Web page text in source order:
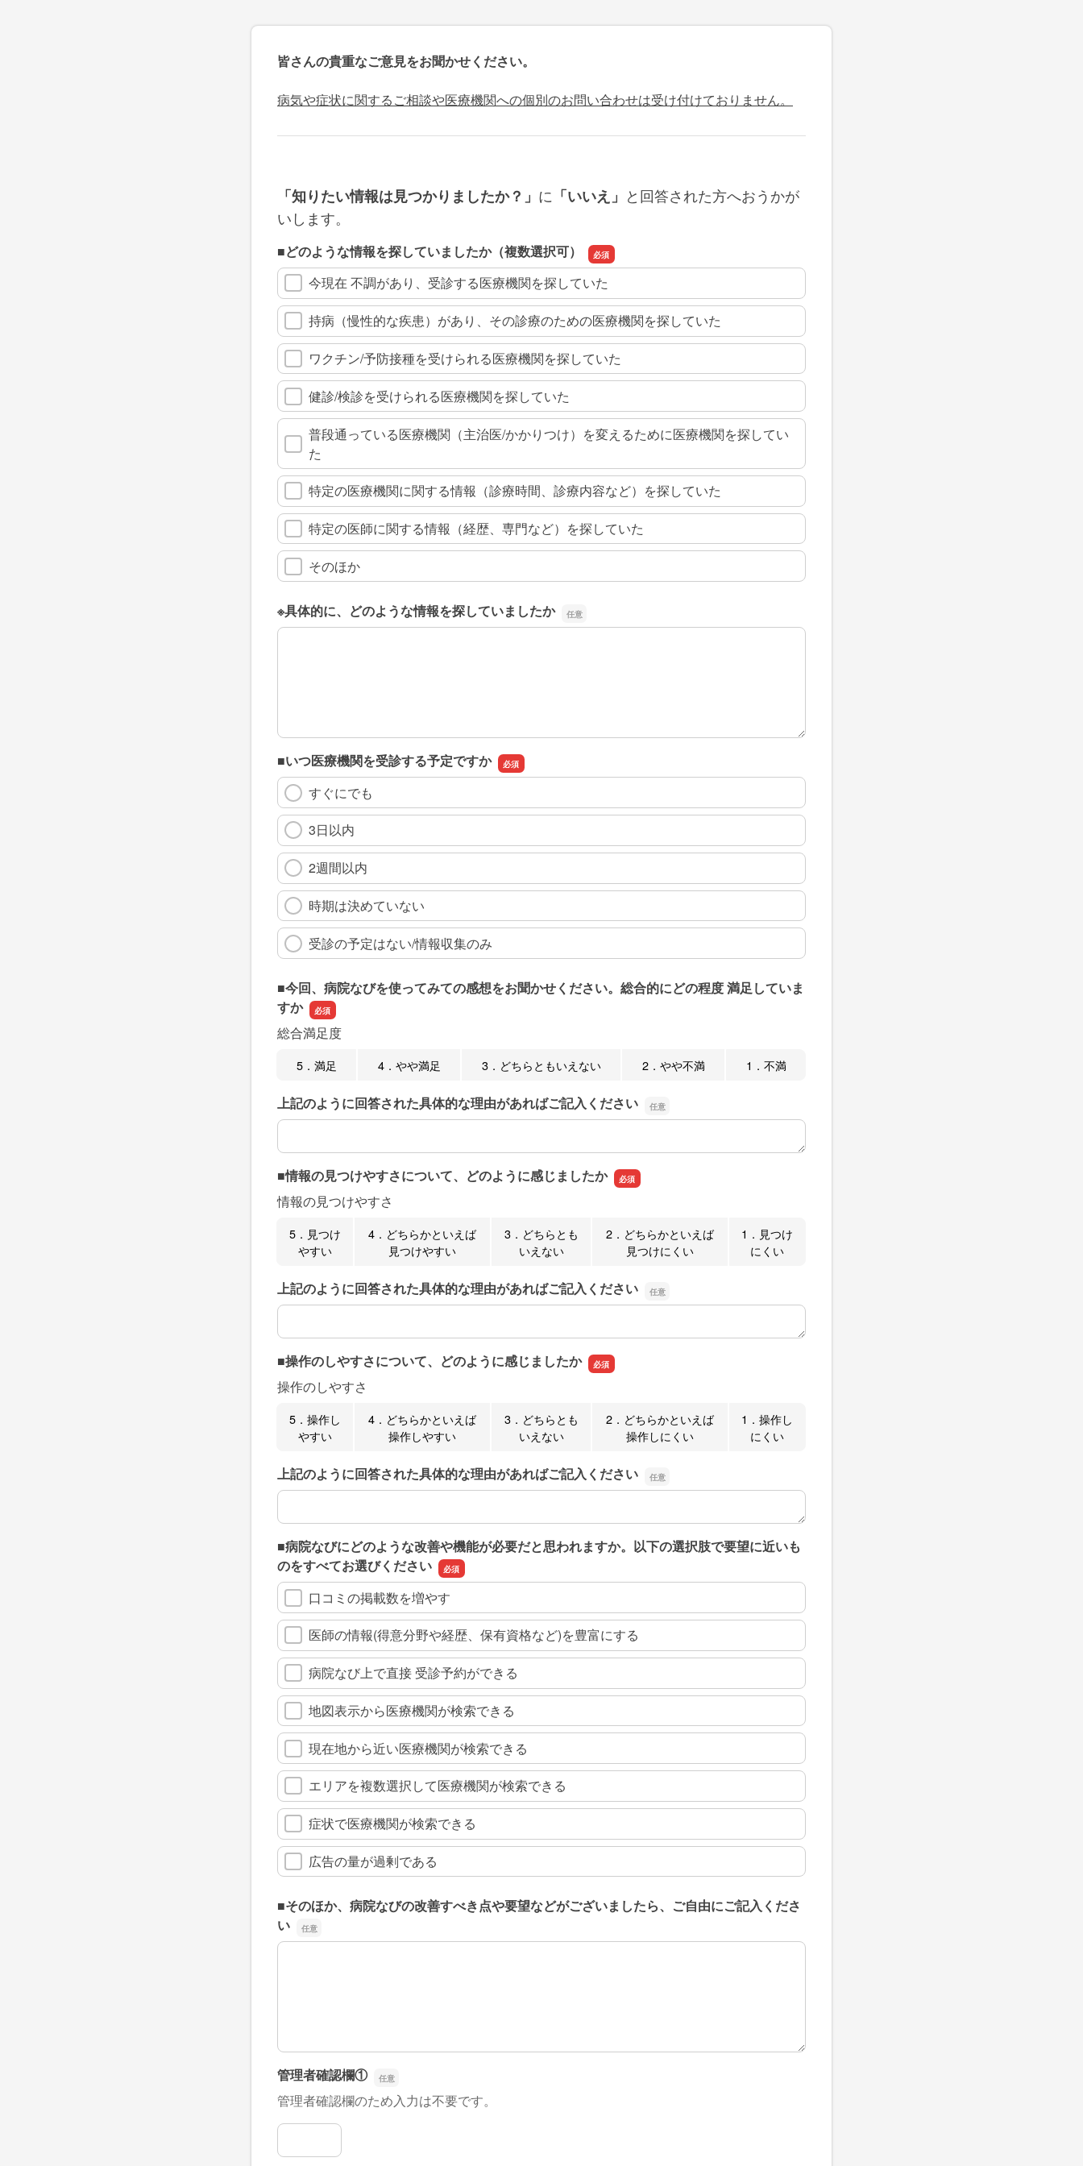
皆さんの貴重なご意見をお聞かせください。
病気や症状に関するご相談や医療機関への個別のお問い合わせは受け付けておりません。
「知りたい情報は見つかりましたか？」 に 「いいえ」 と回答された方へおうかが
いします。
■どのような情報を探していましたか（複数選択可）
今現在 不調があり、受診する医療機関を探していた
持病（慢性的な疾患）があり、その診療のための医療機関を探していた
ワクチン/予防接種を受けられる医療機関を探していた
健診/検診を受けられる医療機関を探していた
普段通っている医療機関（主治医/かかりつけ）を変えるために医療機関を探してい
た
特定の医療機関に関する情報（診療時間、診療内容など）を探していた
特定の医師に関する情報（経歴、専門など）を探していた
そのほか
※具体的に、どのような情報を探していましたか
※具体的に、どのような情報を探していましたか
■いつ医療機関を受診する予定ですか
すぐにでも
3日以内
2週間以内
時期は決めていない
受診の予定はない/情報収集のみ
■今回、病院なびを使ってみての感想をお聞かせください。総合的にどの程度 満足していま
すか
総合満足度
5．満足 4．やや満足 3．どちらともいえない 2．やや不満 1．不満
上記のように回答された具体的な理由があればご記入ください
上記のように回答された具体的な理由があればご記入ください
■情報の見つけやすさについて、どのように感じましたか
情報の見つけやすさ
5．見つけ
やすい
4．どちらかといえば
見つけやすい
3．どちらとも
いえない
2．どちらかといえば
見つけにくい
1．見つけ
にくい
上記のように回答された具体的な理由があればご記入ください
上記のように回答された具体的な理由があればご記入ください
■操作のしやすさについて、どのように感じましたか
操作のしやすさ
5．操作し
やすい
4．どちらかといえば
操作しやすい
3．どちらとも
いえない
2．どちらかといえば
操作しにくい
1．操作し
にくい
上記のように回答された具体的な理由があればご記入ください
上記のように回答された具体的な理由があればご記入ください
■病院なびにどのような改善や機能が必要だと思われますか。以下の選択肢で要望に近いも
のをすべてお選びください
口コミの掲載数を増やす
医師の情報(得意分野や経歴、保有資格など)を豊富にする
病院なび上で直接 受診予約ができる
地図表示から医療機関が検索できる
現在地から近い医療機関が検索できる
エリアを複数選択して医療機関が検索できる
症状で医療機関が検索できる
広告の量が過剰である
■そのほか、病院なびの改善すべき点や要望などがございましたら、ご自由にご記入くださ
い
■そのほか、病院なびの改善すべき点や要望などがございましたら、ご自由にご記入ください
管理者確認欄①
管理者確認欄のため入力は不要です。
管理者確認欄①